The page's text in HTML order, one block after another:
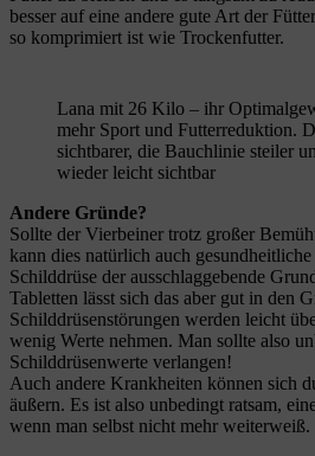
besser auf eine andere gute Art der
so komprimiert ist wie Trockenfutter.
Lana mit 26 Kilo – ihr
mehr Sport und Futterreduktion.
sichtbarer, die Bauchlinie steiler
wieder leicht sichtbar
Andere Gründe?
Sollte der Vierbeiner trotz großer
kann dies natürlich auch
Schilddrüse der ausschlaggebende
Tabletten lässt sich das aber gut in den
Schilddrüsenstörungen werden leicht
wenig Werte nehmen. Man sollte also
Schilddrüsenwerte verlangen!
Auch andere Krankheiten können sich
äußern. Es ist also unbedingt ratsam,
wenn man selbst nicht mehr weiterweiß.